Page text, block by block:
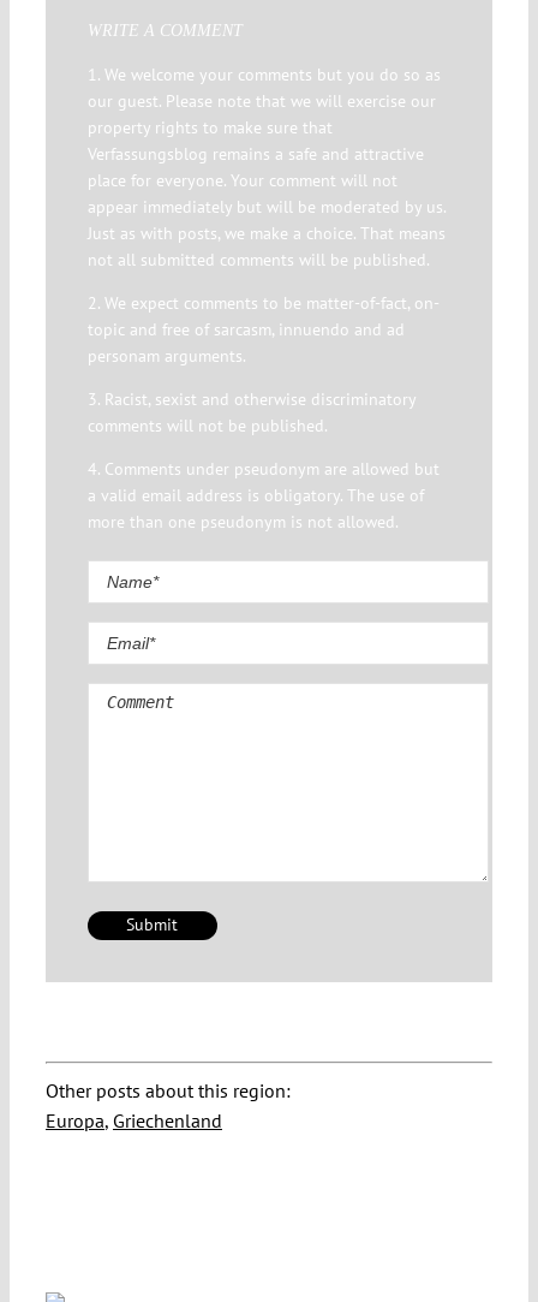
WRITE A COMMENT
1. We welcome your comments but you do so as
our guest. Please note that we will exercise our
property rights to make sure that
Verfassungsblog remains a safe and attractive
place for everyone. Your comment will not
appear immediately but will be moderated by us.
Just as with posts, we make a choice. That means
not all submitted comments will be published.
2. We expect comments to be matter-of-fact, on-
topic and free of sarcasm, innuendo and ad
personam arguments.
3. Racist, sexist and otherwise discriminatory
comments will not be published.
4. Comments under pseudonym are allowed but
a valid email address is obligatory. The use of
more than one pseudonym is not allowed.
Comment
Other posts about this region:
Europa, Griechenland